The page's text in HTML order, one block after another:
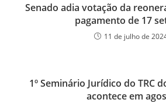
Senado adia votação da
pagamento de 17
11 de julho de
1º Seminário Jurídico do TRC
acontece em